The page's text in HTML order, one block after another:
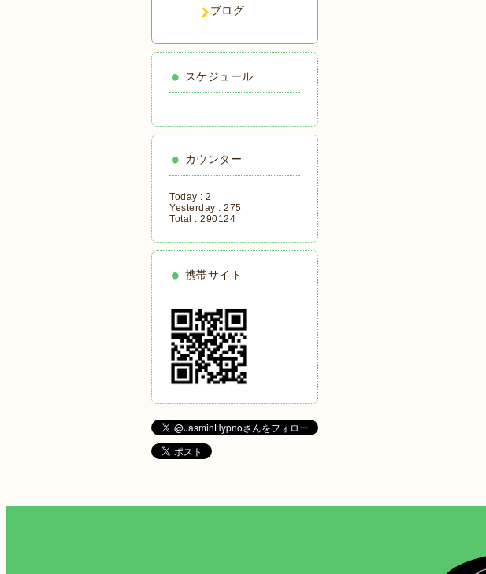
ブログ
スケジュール
カウンター
Today : 2
Yesterday : 275
Total : 290124
携帯サイト